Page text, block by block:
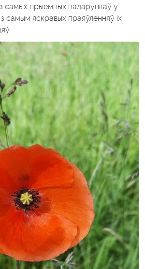
самых прыемных падарункаў у
самым яскравых праяўленняў іх